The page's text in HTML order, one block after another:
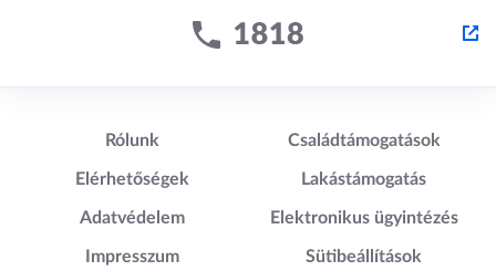
Lábléc1
Rólunk
Elérhetőségek
Adatvédelem
Impresszum
Lábléc2
Családtámogatások
Lakástámogatás
Elektronikus ügyintézés
Sütibeállítások